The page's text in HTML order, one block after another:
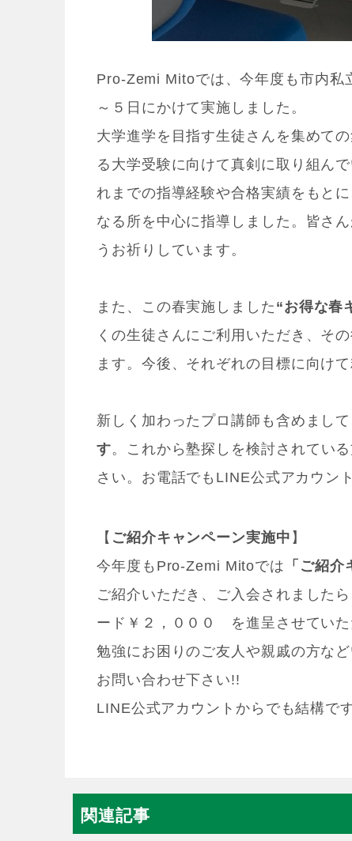
Pro-Zemi Mitoでは、今年度も市内私
～５日にかけて実施しました。
大学進学を目指す生徒さんを集めて
る大学受験に向けて真剣に取り組ん
れまでの指導経験や合格実績をもと
なる所を中心に指導しました。皆さ
うお祈りしています。
また、この春実施しました “お得な春
くの生徒さんにご利用いただき、そ
ます。今後、それぞれの目標に向け
新しく加わったプロ講師も含めまして
す。これから塾探しを検討されてい
さい。お電話でもLINE公式アカウン
【 ご紹介キャンペーン実施中 】
今年度もPro-Zemi Mitoでは 「ご紹介
ご紹介いただき、ご入会されました
ード￥２，０００ を進呈させていた
勉強にお困りのご友人や親戚の方な
お問い合わせ下さい!!
LINE公式アカウントからでも結構です
関連記事